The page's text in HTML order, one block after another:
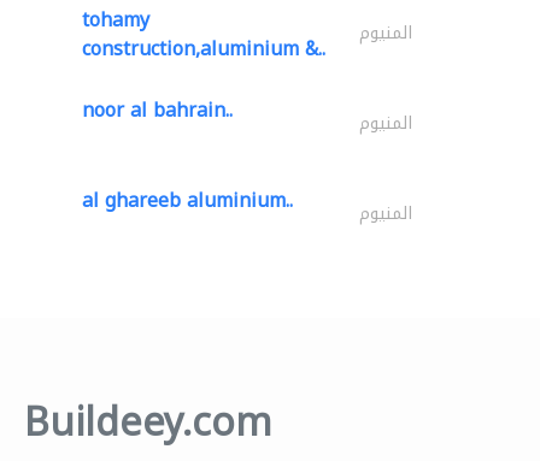
tohamy
construction,aluminium &.. المنيوم
noor al bahrain.. المنيوم
al ghareeb aluminium.. المنيوم
Buildeey.com